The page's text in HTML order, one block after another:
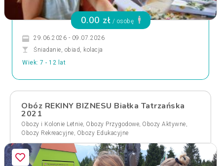
0.00 zł / osobę
29.06.2026 - 09.07.2026
Śniadanie, obiad, kolacja
Wiek: 7 - 12 lat
Obóz REKINY BIZNESU Białka Tatrzańska
2021
Obozy i Kolonie Letnie, Obozy Przygodowe, Obozy Aktywne,
Obozy Rekreacyjne, Obozy Edukacyjne